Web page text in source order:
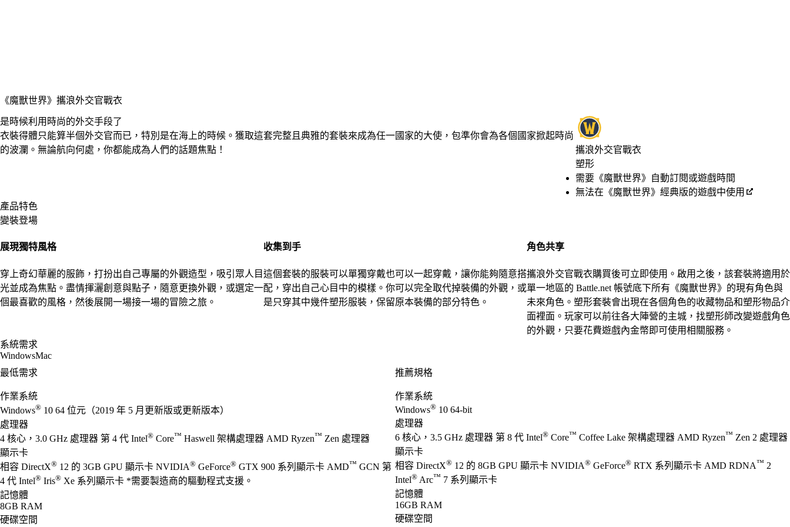
《魔獸世界》 攜浪外交官戰衣
攜浪外交官戰衣
塑形
價格
Available actions
需要《魔獸世界》自動訂閱或遊戲時間
無法在《魔獸世界》經典版的遊戲中使用
是時候利用時尚的外交手段了
衣裝得體只能算半個外交官而已，特別是在海上的時候。獲取這套完整且典雅的套裝來成為任一國家的大使，包準你會為各個國家掀起時尚
的波瀾。無論航向何處，你都能成為人們的話題焦點！
產品特色
變裝登場
展現獨特風格
穿上奇幻華麗的服飾，打扮出自己專屬的外觀造型，吸引眾人目
光並成為焦點。盡情揮灑創意與點子，隨意更換外觀，或選定一
個最喜歡的風格，然後展開一場接一場的冒險之旅。
收集到手
這個套裝的服裝可以單獨穿戴也可以一起穿戴，讓你能夠隨意搭
配，穿出自己心目中的模樣。你可以完全取代掉裝備的外觀，或
是只穿其中幾件塑形服裝，保留原本裝備的部分特色。
角色共享
攜浪外交官戰衣購買後可立即使用。啟用之後，該套裝將適用於
單一地區的 Battle.net 帳號底下所有《魔獸世界》的現有角色與
未來角色。塑形套裝會出現在各個角色的收藏物品和塑形物品介
面裡面。玩家可以前往各大陣營的主城，找塑形師改變遊戲角色
的外觀，只要花費遊戲內金幣即可使用相關服務。
系統需求
WindowsMac
最低需求
作業系統
Windows® 10 64 位元（2019 年 5 月更新版或更新版本）
處理器
4 核心，3.0 GHz 處理器 第 4 代 Intel® Core™ Haswell 架構處理器 AMD Ryzen™ Zen 處理器
顯示卡
相容 DirectX® 12 的 3GB GPU 顯示卡 NVIDIA® GeForce® GTX 900 系列顯示卡 AMD™ GCN 第
4 代 Intel® Iris® Xe 系列顯示卡 *需要製造商的驅動程式支援。
記憶體
8GB RAM
硬碟空間
推薦規格
作業系統
Windows® 10 64-bit
處理器
6 核心，3.5 GHz 處理器 第 8 代 Intel® Core™ Coffee Lake 架構處理器 AMD Ryzen™ Zen 2 處理器
顯示卡
相容 DirectX® 12 的 8GB GPU 顯示卡 NVIDIA® GeForce® RTX 系列顯示卡 AMD RDNA™ 2
Intel® Arc™ 7 系列顯示卡
記憶體
16GB RAM
硬碟空間